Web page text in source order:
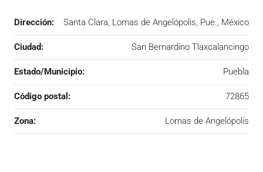
Dirección: Santa Clara, Lomas de Angelópolis, Pue., México
Ciudad: San Bernardino Tlaxcalancingo
Estado/Municipio: Puebla
Código postal: 72865
Zona: Lomas de Angelópolis